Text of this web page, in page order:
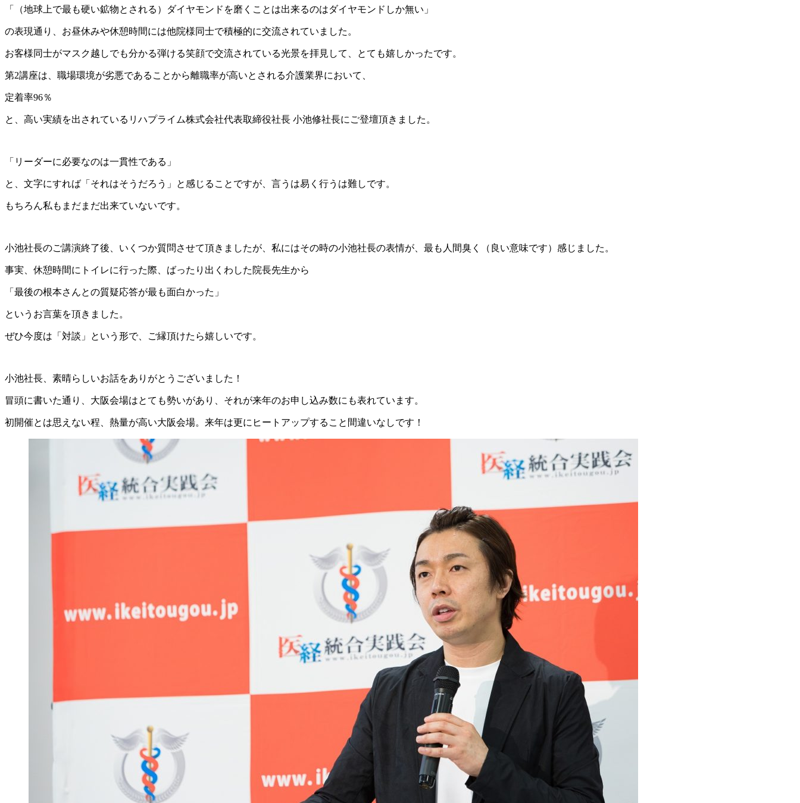
「（地球上で最も硬い鉱物とされる）ダイヤモンドを磨くことは出来るのはダイヤモンドしか無い」
の表現通り、お昼休みや休憩時間には他院様同士で積極的に交流されていました。
お客様同士がマスク越しでも分かる弾ける笑顔で交流されている光景を拝見して、とても嬉しかったです。
第2講座は、職場環境が劣悪であることから離職率が高いとされる介護業界において、
定着率96％
と、高い実績を出されているリハプライム株式会社代表取締役社長 小池修社長にご登壇頂きました。
「リーダーに必要なのは一貫性である」
と、文字にすれば「それはそうだろう」と感じることですが、言うは易く行うは難しです。
もちろん私もまだまだ出来ていないです。
小池社長のご講演終了後、いくつか質問させて頂きましたが、私にはその時の小池社長の表情が、最も人間臭く（良い意味です）感じました。
事実、休憩時間にトイレに行った際、ばったり出くわした院長先生から
「最後の根本さんとの質疑応答が最も面白かった」
というお言葉を頂きました。
ぜひ今度は「対談」という形で、ご縁頂けたら嬉しいです。
小池社長、素晴らしいお話をありがとうございました！
冒頭に書いた通り、大阪会場はとても勢いがあり、それが来年のお申し込み数にも表れています。
初開催とは思えない程、熱量が高い大阪会場。来年は更にヒートアップすること間違いなしです！